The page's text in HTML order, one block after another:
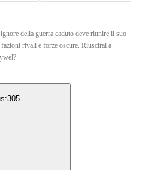
della guerra caduto deve riunire il suo
rivali e forze oscure. Riuscirai a
305